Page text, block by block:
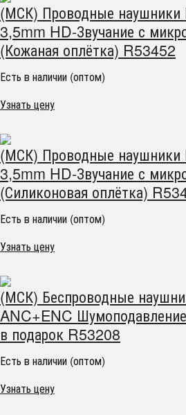
(МСК) Проводные
3,5mm HD-Звучание с
(Кожаная оплётка) R53452
Есть в наличии (оптом)
Узнать цену
(МСК) Проводные
3,5mm HD-Звучание с
(Силиконовая оплётка)
Есть в наличии (оптом)
Узнать цену
(МСК) Беспроводные
ANC+ENC
в подарок R53208
Есть в наличии (оптом)
Узнать цену